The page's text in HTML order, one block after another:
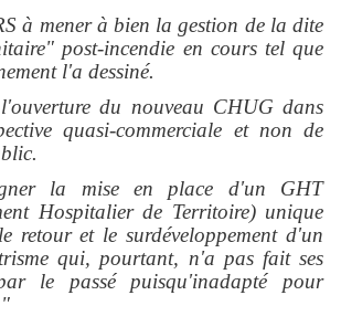
à mener à bien la gestion de la dite
post-incendie en cours tel que
l'a dessiné.
du nouveau CHUG dans
quasi-commerciale et non de
la mise en place d'un GHT
Hospitalier de Territoire) unique
retour et le surdéveloppement d'un
qui, pourtant, n'a pas fait ses
le passé puisqu'inadapté pour